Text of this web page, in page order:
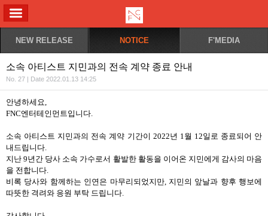
NEW RELEASE NOTICE F'MEDIA
소속 아티스트 지민과의 전속 계약 종료 안내
No. 27 | Date 2022.01.13 14:25
안녕하세요,
FNC엔터테인먼트입니다.
소속 아티스트 지민과의 전속 계약 기간이 2022년 1월 12일로 종료되어 안
내드립니다.
지난 9년간 당사 소속 가수로서 활발한 활동을 이어온 지민에게 감사의 마음
을 전합니다.
비록 당사와 함께하는 인연은 마무리되었지만, 지민의 앞날과 향후 행보에
따뜻한 격려와 응원 부탁 드립니다.